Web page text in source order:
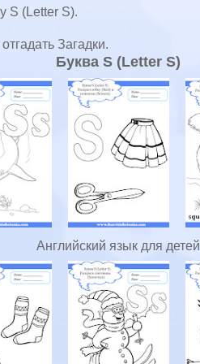
S (Letter S).
Загадки.
Буква S (Letter S)
Английский язык для детей